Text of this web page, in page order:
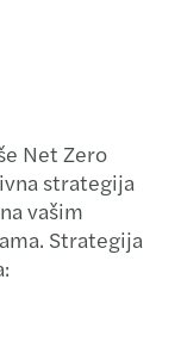
Net Zero
strategija
vašim
Strategija